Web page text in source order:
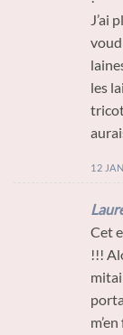
J’ai
les
12
Cet
!!!